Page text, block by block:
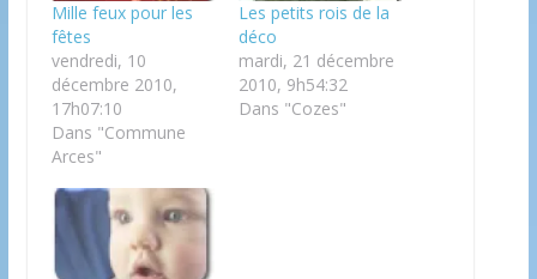
Mille feux pour les
fêtes
vendredi, 10
décembre 2010,
17h07:10
Dans "Commune
Arces"
Les petits rois de la
déco
mardi, 21 décembre
2010, 9h54:32
Dans "Cozes"